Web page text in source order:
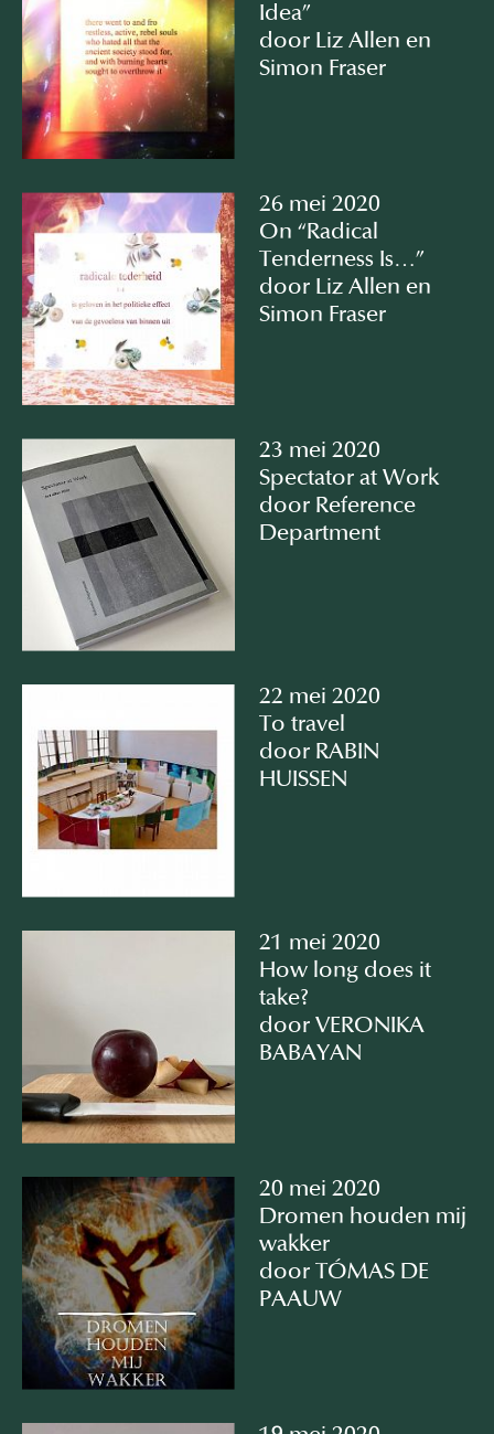
Idea”
door Liz Allen en
Simon Fraser
26 mei 2020
On “Radical
Tenderness Is…”
door Liz Allen en
Simon Fraser
23 mei 2020
Spectator at Work⠀
door Reference
Department
22 mei 2020
To travel⠀
door RABIN
HUISSEN
21 mei 2020
How long does it
take?
door VERONIKA
BABAYAN
20 mei 2020
Dromen houden mij
wakker
door TÓMAS DE
PAAUW